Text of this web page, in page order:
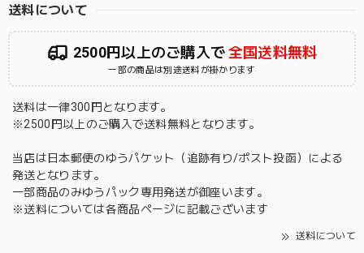
送料について
2500円以上のご購入で全国送料無料
一部の商品は別途送料が掛かります
送料は一律300円となります。
※2500円以上のご購入で送料無料となります。
当店は日本郵便のゆうパケット（追跡有り/ポスト投函）による
発送となります。
一部商品のみゆうパック専用発送が御座います。
※送料については各商品ページに記載ございます
送料について